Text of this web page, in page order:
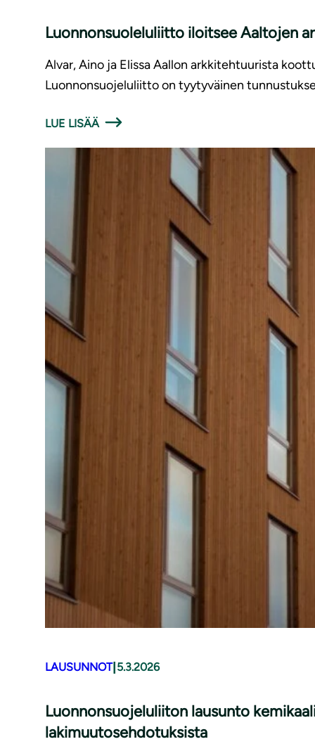
Luonnonsuoleluliitto iloitsee Aaltojen
Alvar, Aino ja Elissa Aallon arkkitehtuurista
Luonnonsuojeluliitto on tyytyväinen
LUE LISÄÄ
LAUSUNNOT| 5.3.2026
Luonnonsuojeluliiton lausunto
lakimuutosehdotuksista